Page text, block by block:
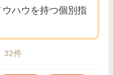
ハウを持つ個別指
32件